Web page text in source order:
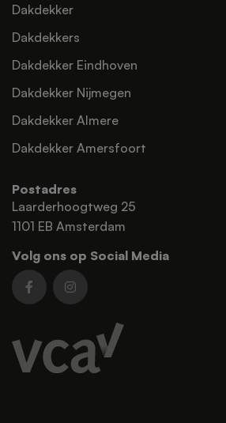
Postadres
Laarderhoogtweg 25
1101 EB Amsterdam
Volg ons op Social Media
Dakdekker
Dakdekkers
Dakdekker Eindhoven
Dakdekker Nijmegen
Dakdekker Almere
Dakdekker Amersfoort